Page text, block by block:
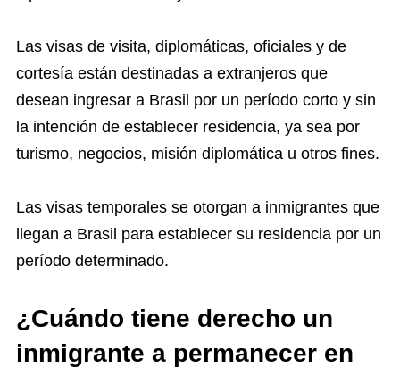
Las visas de visita, diplomáticas, oficiales y de
cortesía están destinadas a extranjeros que
desean ingresar a Brasil por un período corto y sin
la intención de establecer residencia, ya sea por
turismo, negocios, misión diplomática u otros fines.
Las visas temporales se otorgan a inmigrantes que
llegan a Brasil para establecer su residencia por un
período determinado.
¿Cuándo tiene derecho un
inmigrante a permanecer en